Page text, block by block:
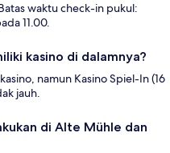
waktu check-in pukul:
11.00.
kasino di dalamnya?
namun Kasino Spiel-In (16
jauh.
di Alte Mühle dan